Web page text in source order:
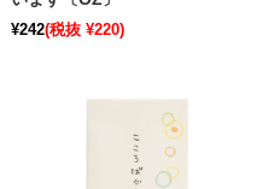
¥242(税抜 ¥220)